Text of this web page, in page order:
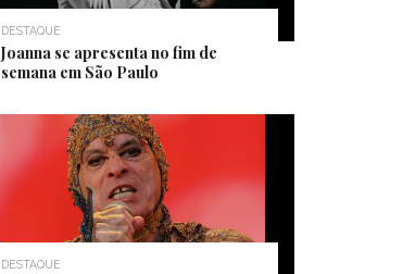
DESTAQUE
Joanna se apresenta no fim de
semana em São Paulo
DESTAQUE